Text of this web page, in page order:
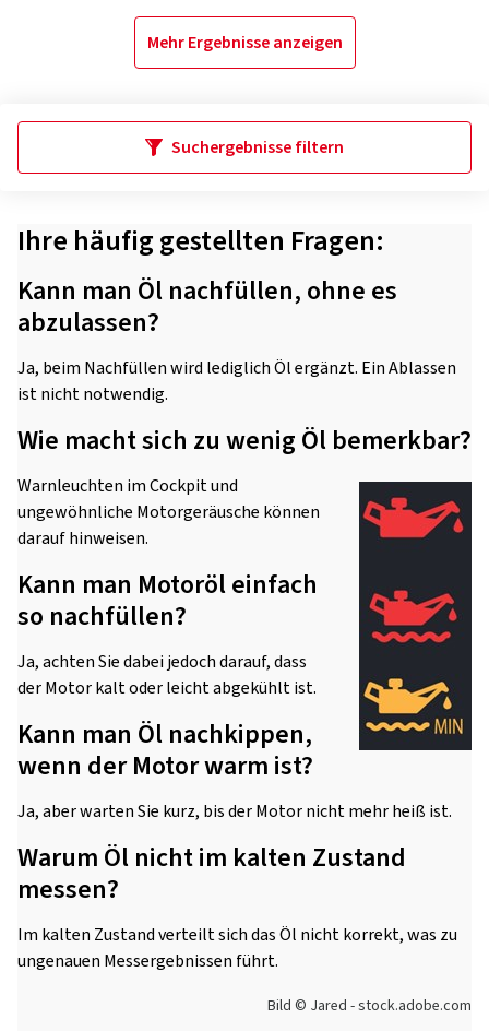
Mehr Ergebnisse anzeigen
Suchergebnisse filtern
Ihre häufig gestellten Fragen:
Kann man Öl nachfüllen, ohne es
abzulassen?
Ja, beim Nachfüllen wird lediglich Öl ergänzt. Ein Ablassen
ist nicht notwendig.
Wie macht sich zu wenig Öl bemerkbar?
Warnleuchten im Cockpit und
ungewöhnliche Motorgeräusche können
darauf hinweisen.
Kann man Motoröl einfach
so nachfüllen?
Ja, achten Sie dabei jedoch darauf, dass
der Motor kalt oder leicht abgekühlt ist.
Kann man Öl nachkippen,
wenn der Motor warm ist?
Ja, aber warten Sie kurz, bis der Motor nicht mehr heiß ist.
Warum Öl nicht im kalten Zustand
messen?
Im kalten Zustand verteilt sich das Öl nicht korrekt, was zu
ungenauen Messergebnissen führt.
Bild © Jared - stock.adobe.com